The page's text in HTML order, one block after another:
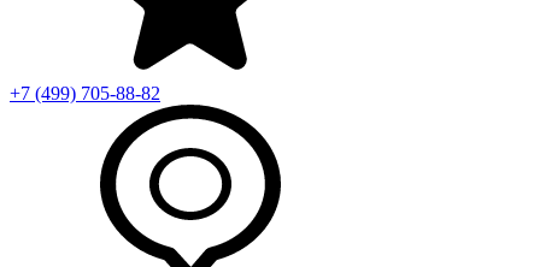
+7 (499) 705-88-82